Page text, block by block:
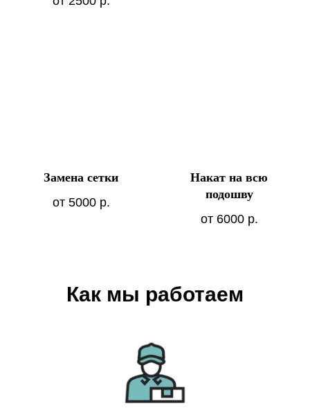
Замена сетки
от 5000 р.
Накат на всю
подошву
от 6000 р.
Как мы работаем